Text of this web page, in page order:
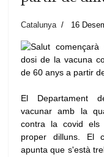
Catalunya 16
El Departament
vacunar amb la
contra la covid
proper dilluns. El
apunta que s'està